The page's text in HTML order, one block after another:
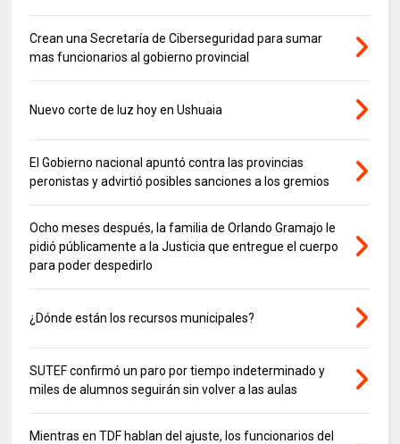
Crean una Secretaría de Ciberseguridad para sumar
mas funcionarios al gobierno provincial
Nuevo corte de luz hoy en Ushuaia
El Gobierno nacional apuntó contra las provincias
peronistas y advirtió posibles sanciones a los gremios
Ocho meses después, la familia de Orlando Gramajo le
pidió públicamente a la Justicia que entregue el cuerpo
para poder despedirlo
¿Dónde están los recursos municipales?
SUTEF confirmó un paro por tiempo indeterminado y
miles de alumnos seguirán sin volver a las aulas
Mientras en TDF hablan del ajuste, los funcionarios del